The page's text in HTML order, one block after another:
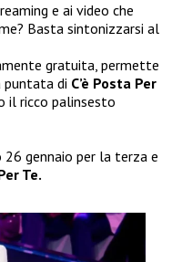
e ai video che
Basta sintonizzarsi al
gratuita, permette
puntata di C’è Posta Per
il ricco palinsesto
gennaio per la terza e
Te.